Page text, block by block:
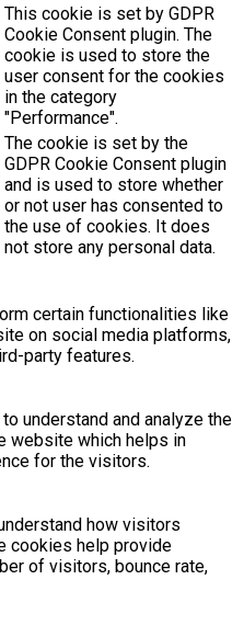
This cookie is set by GDPR
Cookie Consent plugin. The
cookie is used to store the
user consent for the cookies
in the category
"Performance".
The cookie is set by the
GDPR Cookie Consent plugin
and is used to store whether
or not user has consented to
the use of cookies. It does
not store any personal data.
certain functionalities like
on social media platforms,
party features.
understand and analyze the
website which helps in
for the visitors.
how visitors
cookies help provide
of visitors, bounce rate,